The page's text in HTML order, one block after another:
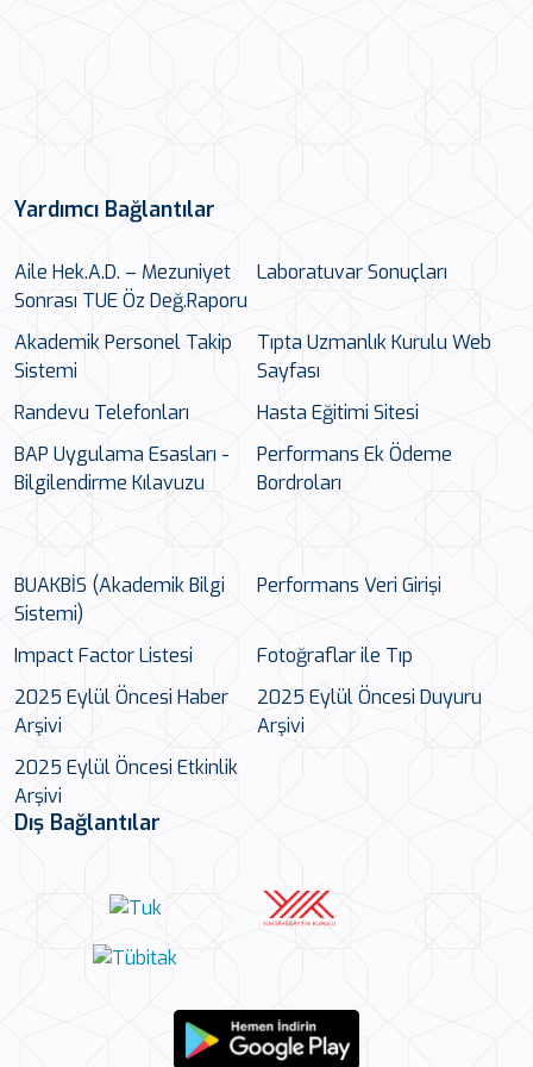
Yardımcı Bağlantılar
Aile Hek.A.D. – Mezuniyet
Sonrası TUE Öz Değ.Raporu
Laboratuvar Sonuçları
Akademik Personel Takip
Sistemi
Tıpta Uzmanlık Kurulu Web
Sayfası
Randevu Telefonları
Hasta Eğitimi Sitesi
BAP Uygulama Esasları -
Bilgilendirme Kılavuzu
Performans Ek Ödeme
Bordroları
BUAKBİS (Akademik Bilgi
Sistemi)
Performans Veri Girişi
Impact Factor Listesi
Fotoğraflar ile Tıp
2025 Eylül Öncesi Haber
Arşivi
2025 Eylül Öncesi Duyuru
Arşivi
2025 Eylül Öncesi Etkinlik
Arşivi
Dış Bağlantılar